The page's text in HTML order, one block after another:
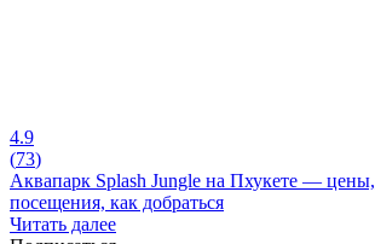
4.9
(73)
Аквапарк Splash Jungle на Пхукете —
посещения, как добраться
Читать далее